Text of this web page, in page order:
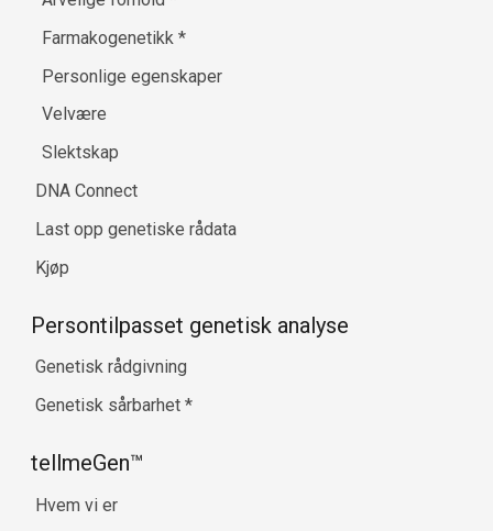
Farmakogenetikk*
Personlige egenskaper
Velvære
Slektskap
DNA Connect
Last opp genetiske rådata
Kjøp
Persontilpasset genetisk analyse
Genetisk rådgivning
Genetisk sårbarhet *
tellmeGen™
Hvem vi er